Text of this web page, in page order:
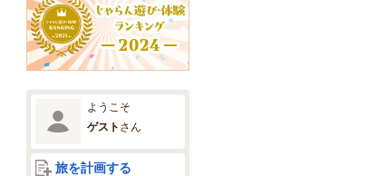
ようこそ
ゲスト さん
旅を計画する